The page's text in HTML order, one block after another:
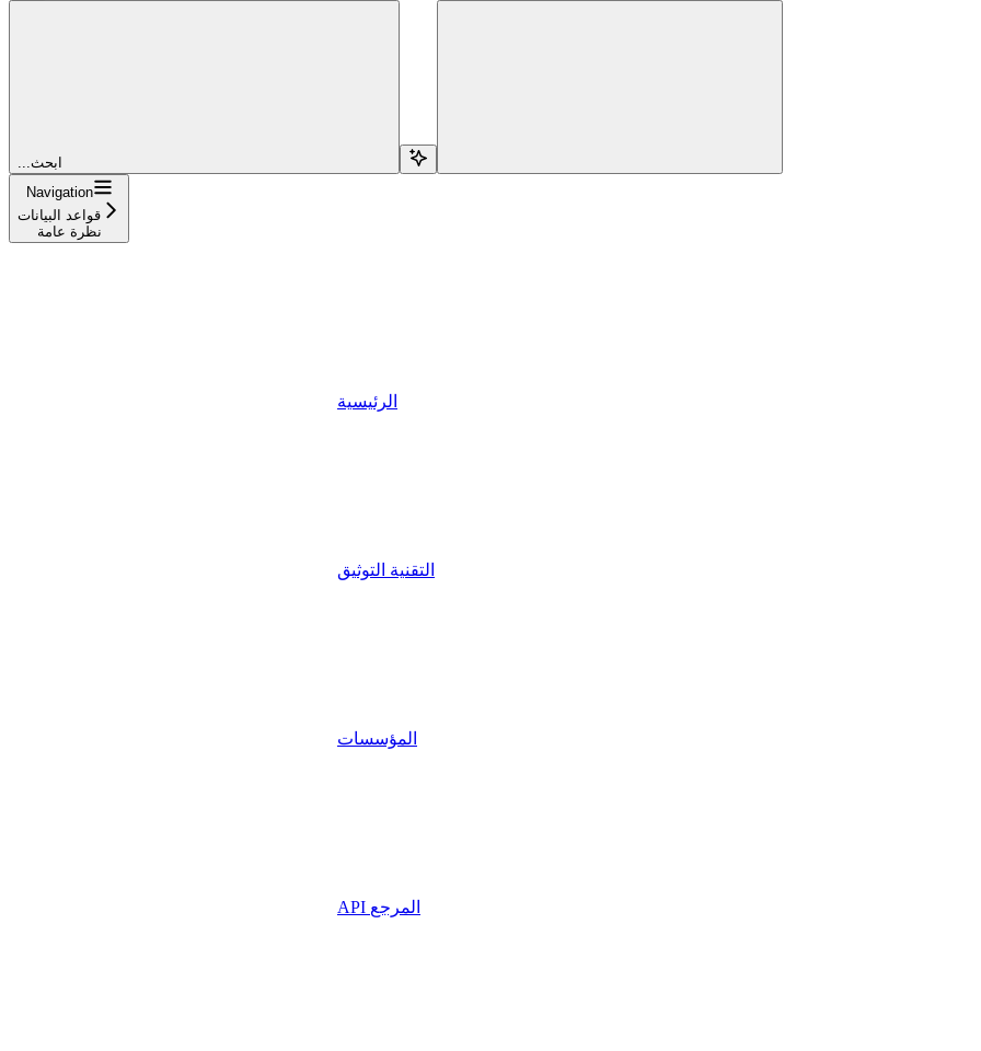
...ابحث
Navigation
قواعد البيانات
نظرة عامة
الرئيسية
التقنية التوثيق
المؤسسات
API المرجع